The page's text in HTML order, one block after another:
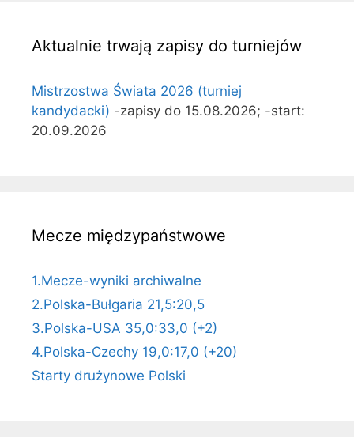
Aktualnie trwają zapisy do turniejów
Mistrzostwa Świata 2026 (turniej
kandydacki) -zapisy do 15.08.2026; -start:
20.09.2026
Mecze międzypaństwowe
1.Mecze-wyniki archiwalne
2.Polska-Bułgaria 21,5:20,5
3.Polska-USA 35,0:33,0 (+2)
4.Polska-Czechy 19,0:17,0 (+20)
Starty drużynowe Polski